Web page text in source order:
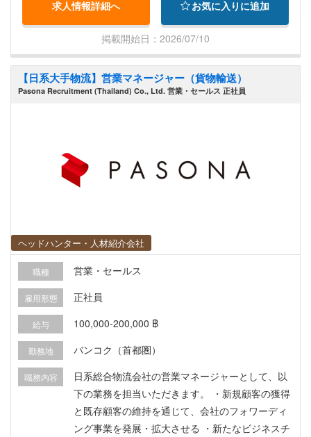
ュニケーションと連携：日本の顧客と社内各部署
との主要な連絡窓口として、効果的なコミュニケ
ーションとプロジェクトの円滑な遂行を確保 - 報
告：顧客訪問報告書、議事録、事業概要を作成
し、経営陣へレビューを提出 - 企業代表：必要に
応じて、展示会、見本市、セミナー、その他のビ
求人情報詳細へ お気に入りに追加
掲載開始日：2026/07/10
【日系大手物流】営業マネージャー（貨物輸送）
Pasona Recruitment (Thailand) Co., Ltd. 営業・セールス 正社員
ヘッドハンター・人材紹介会社
職種 営業・セールス
雇用形態 正社員
給与 100,000-200,000 ฿
勤務地 バンコク（首都圏）
職務内容
日系総合物流会社の営業マネージャーとして、以
下の業務を担当いただきます。 ・新規顧客の獲得
と既存顧客の維持を通じて、会社のフォワーディ
ング事業を発展・拡大させる ・新たなビジネスチ